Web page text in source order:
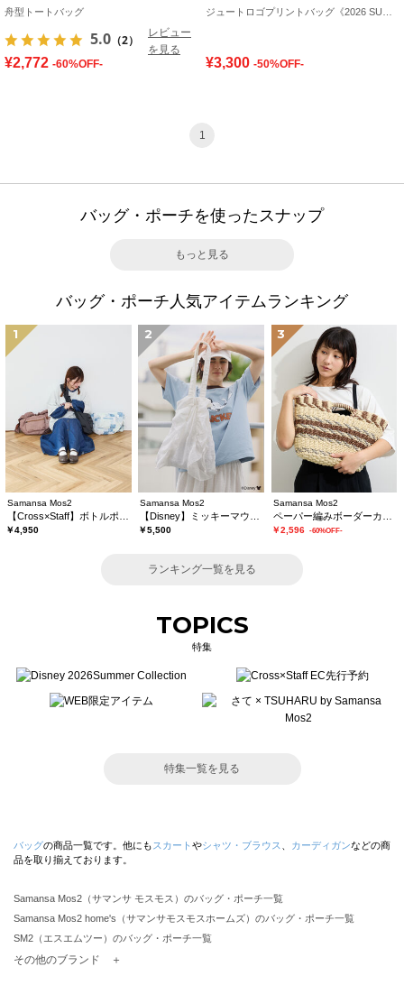
舟型トートバッグ
5.0 （2）
レビュー
を見る
¥2,772 -60%OFF- ¥3,300 -50%OFF-
1
バッグ・ポーチを使ったスナップ
もっと見る
バッグ・ポーチ人気アイテムランキング
1
Samansa Mos2
￥4,950
2
Samansa Mos2
￥5,500
3
Samansa Mos2
￥2,596 -60%OFF-
ランキング一覧を見る
TOPICS
特集
特集一覧を見る
バッグの商品一覧です。他にも スカート やシャツ・ブラウス カーディガンなどの商
品を取り揃えております。
Samansa Mos2（サマンサ モスモス）のバッグ・ポーチ一覧
Samansa Mos2 home's（サマンサモスモスホームズ）のバッグ・ポーチ一覧
SM2（エスエムツー）のバッグ・ポーチ一覧
その他のブランド ＋